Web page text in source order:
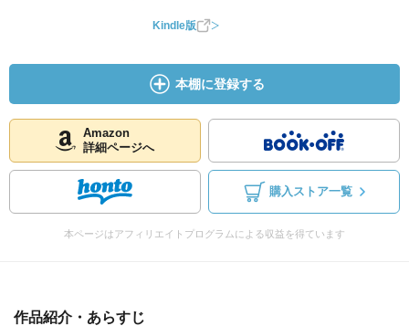
Kindle版
本棚に登録する
Amazon
詳細ページへ
購入ストア一覧
本ページはアフィリエイトプログラムによる収益を得ています
作品紹介・あらすじ